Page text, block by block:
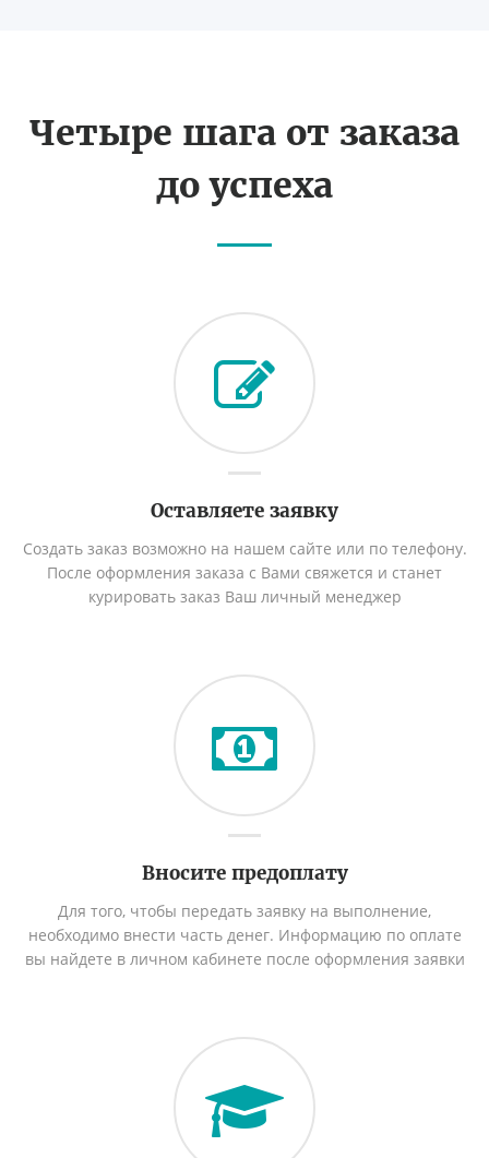
Четыре шага от заказа
до успеха
Оставляете заявку
Создать заказ возможно на нашем сайте или по телефону.
После оформления заказа с Вами свяжется и станет
курировать заказ Ваш личный менеджер
Вносите предоплату
Для того, чтобы передать заявку на выполнение,
необходимо внести часть денег. Информацию по оплате
вы найдете в личном кабинете после оформления заявки